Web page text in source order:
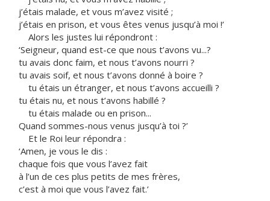
j’étais malade, et vous m’avez visité ;
j’étais en prison, et vous êtes venus jusqu’à moi !’
Alors les justes lui répondront :
‘Seigneur, quand est-ce que nous t’avons vu...?
tu avais donc faim, et nous t’avons nourri ?
tu avais soif, et nous t’avons donné à boire ?
tu étais un étranger, et nous t’avons accueilli ?
tu étais nu, et nous t’avons habillé ?
tu étais malade ou en prison...
Quand sommes-nous venus jusqu’à toi ?’
Et le Roi leur répondra :
‘Amen, je vous le dis :
chaque fois que vous l’avez fait
à l’un de ces plus petits de mes frères,
c’est à moi que vous l’avez fait.’